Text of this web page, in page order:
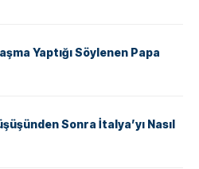
Yaptığı Söylenen Papa
Sonra İtalya’yı Nasıl